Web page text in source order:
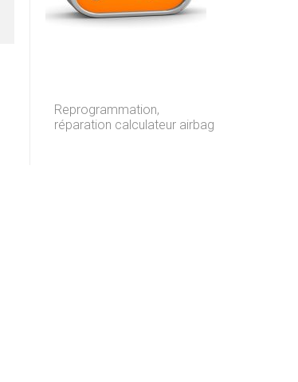
Reprogrammation,
réparation calculateur airbag